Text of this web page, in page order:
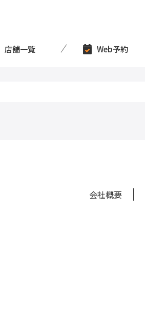
店舗一覧 Web予約
会社概要